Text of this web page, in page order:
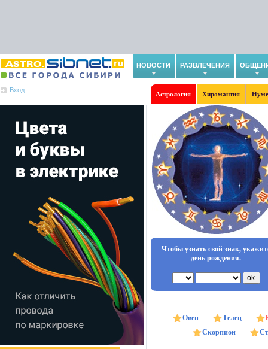
НОВОСТИ РАЗВЛЕЧЕНИЯ
Вход
Астрология Хиромантия
Чтобы узнать свой знак,
день рождения.
Овен Телец
Скорпион